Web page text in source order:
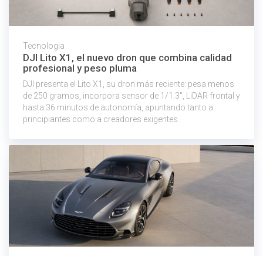
Tecnologia
DJI Lito X1, el nuevo dron que combina calidad
profesional y peso pluma
DJI presenta el Lito X1, su dron más reciente: pesa menos
de 250 gramos, incorpora sensor de 1/1.3″, LiDAR frontal y
hasta 36 minutos de autonomía, apuntando tanto a
principiantes como a creadores exigentes.